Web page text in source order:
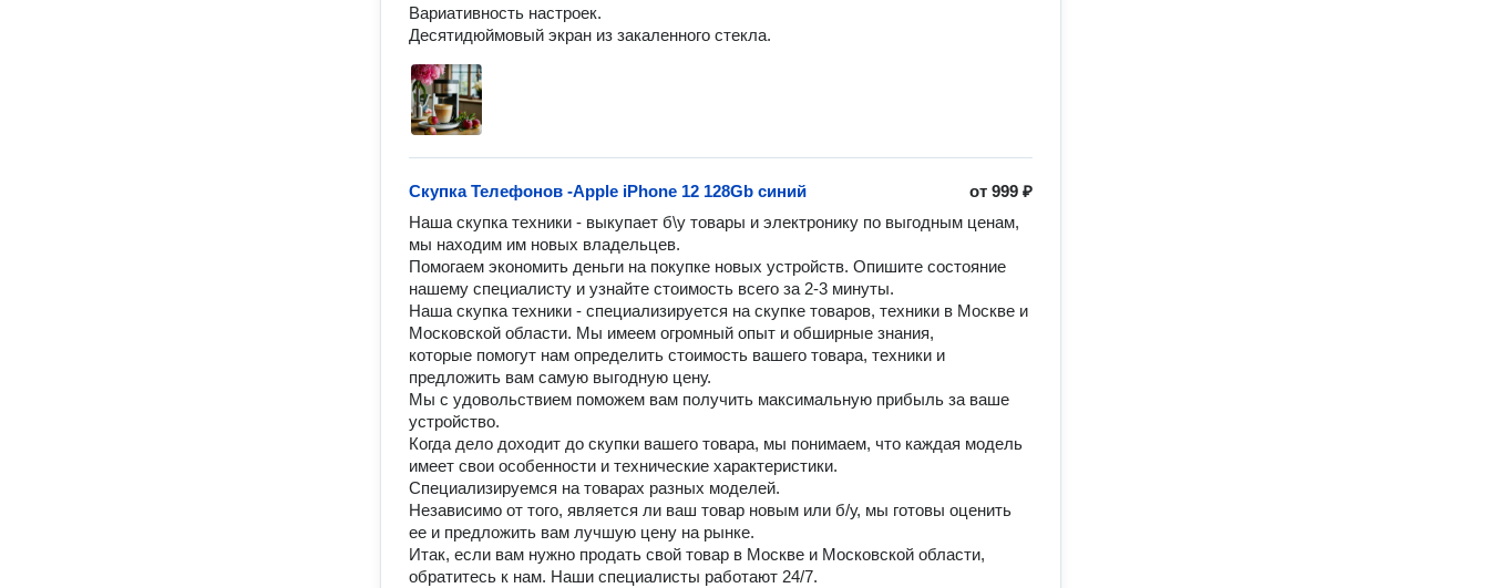
Вариативность настроек.
Десятидюймовый экран из закаленного стекла.
от999 ₽
Скупка Телефонов -Apple iPhone 12 128Gb синий
Наша скупка техники - выкупает б\у товары и электронику по выгодным ценам,
мы находим им новых владельцев.
Помогаем экономить деньги на покупке новых устройств. Опишите состояние
нашему специалисту и узнайте стоимость всего за 2-3 минуты.
Наша скупка техники - специализируется на скупке товаров, техники в Москве и
Московской области. Мы имеем огромный опыт и обширные знания,
которые помогут нам определить стоимость вашего товара, техники и
предложить вам самую выгодную цену.
Мы с удовольствием поможем вам получить максимальную прибыль за ваше
устройство.
Когда дело доходит до скупки вашего товара, мы понимаем, что каждая модель
имеет свои особенности и технические характеристики.
Специализируемся на товарах разных моделей.
Независимо от того, является ли ваш товар новым или б/у, мы готовы оценить
ее и предложить вам лучшую цену на рынке.
Итак, если вам нужно продать свой товар в Москве и Московской области,
обратитесь к нам. Наши специалисты работают 24/7.